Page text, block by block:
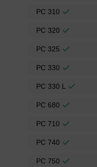
PC 310
PC 320
PC 325
PC 330
PC 330 L
PC 680
PC 710
PC 740
PC 750